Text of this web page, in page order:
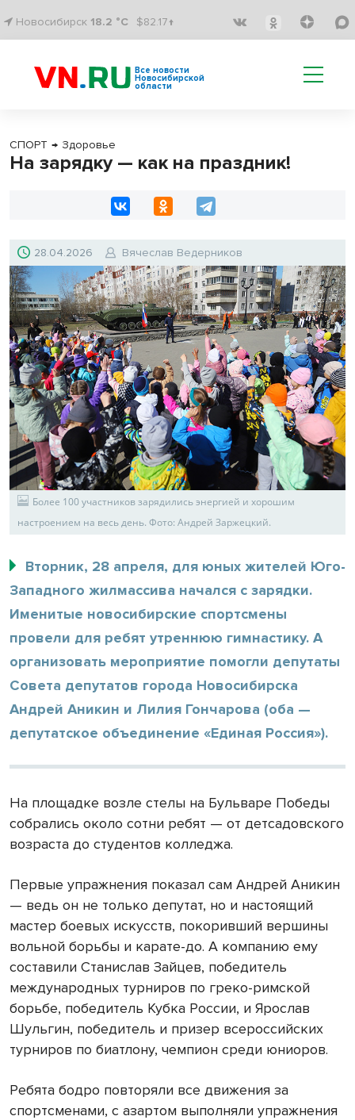
Новосибирск 18.2 °C $82.17↑
Все новости
Новосибирской
области
СПОРТ → Здоровье
На зарядку — как на праздник!
28.04.2026 Вячеслав Ведерников
Более 100 участников зарядились энергией и хорошим
настроением на весь день. Фото: Андрей Заржецкий.
Вторник, 28 апреля, для юных жителей Юго-
Западного жилмассива начался с зарядки.
Именитые новосибирские спортсмены
провели для ребят утреннюю гимнастику. А
организовать мероприятие помогли депутаты
Совета депутатов города Новосибирска
Андрей Аникин и Лилия Гончарова (оба —
депутатское объединение «Единая Россия»).
На площадке возле стелы на Бульваре Победы
собрались около сотни ребят — от детсадовского
возраста до студентов колледжа.
Первые упражнения показал сам Андрей Аникин
— ведь он не только депутат, но и настоящий
мастер боевых искусств, покоривший вершины
вольной борьбы и карате-до. А компанию ему
составили Станислав Зайцев, победитель
международных турниров по греко-римской
борьбе, победитель Кубка России, и Ярослав
Шульгин, победитель и призер всероссийских
турниров по биатлону, чемпион среди юниоров.
Ребята бодро повторяли все движения за
спортсменами, с азартом выполняли упражнения